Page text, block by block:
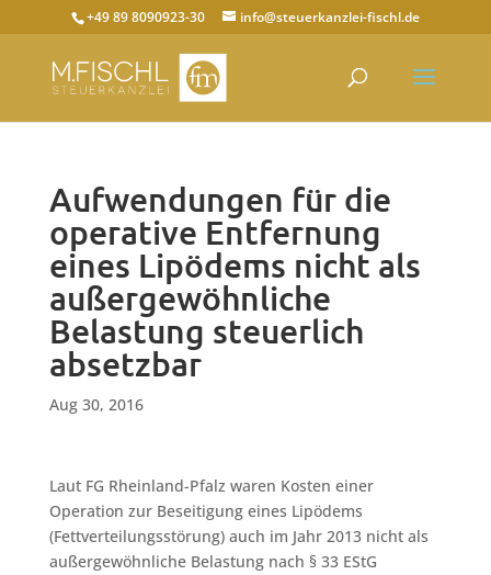
+49 89 8090923-30 info@steuerkanzlei-fischl.de
Aufwendungen für die
operative Entfernung
eines Lipödems nicht als
außergewöhnliche
Belastung steuerlich
absetzbar
Aug 30, 2016
Laut FG Rheinland-Pfalz waren Kosten einer
Operation zur Beseitigung eines Lipödems
(Fettverteilungsstörung) auch im Jahr 2013 nicht als
außergewöhnliche Belastung nach § 33 EStG